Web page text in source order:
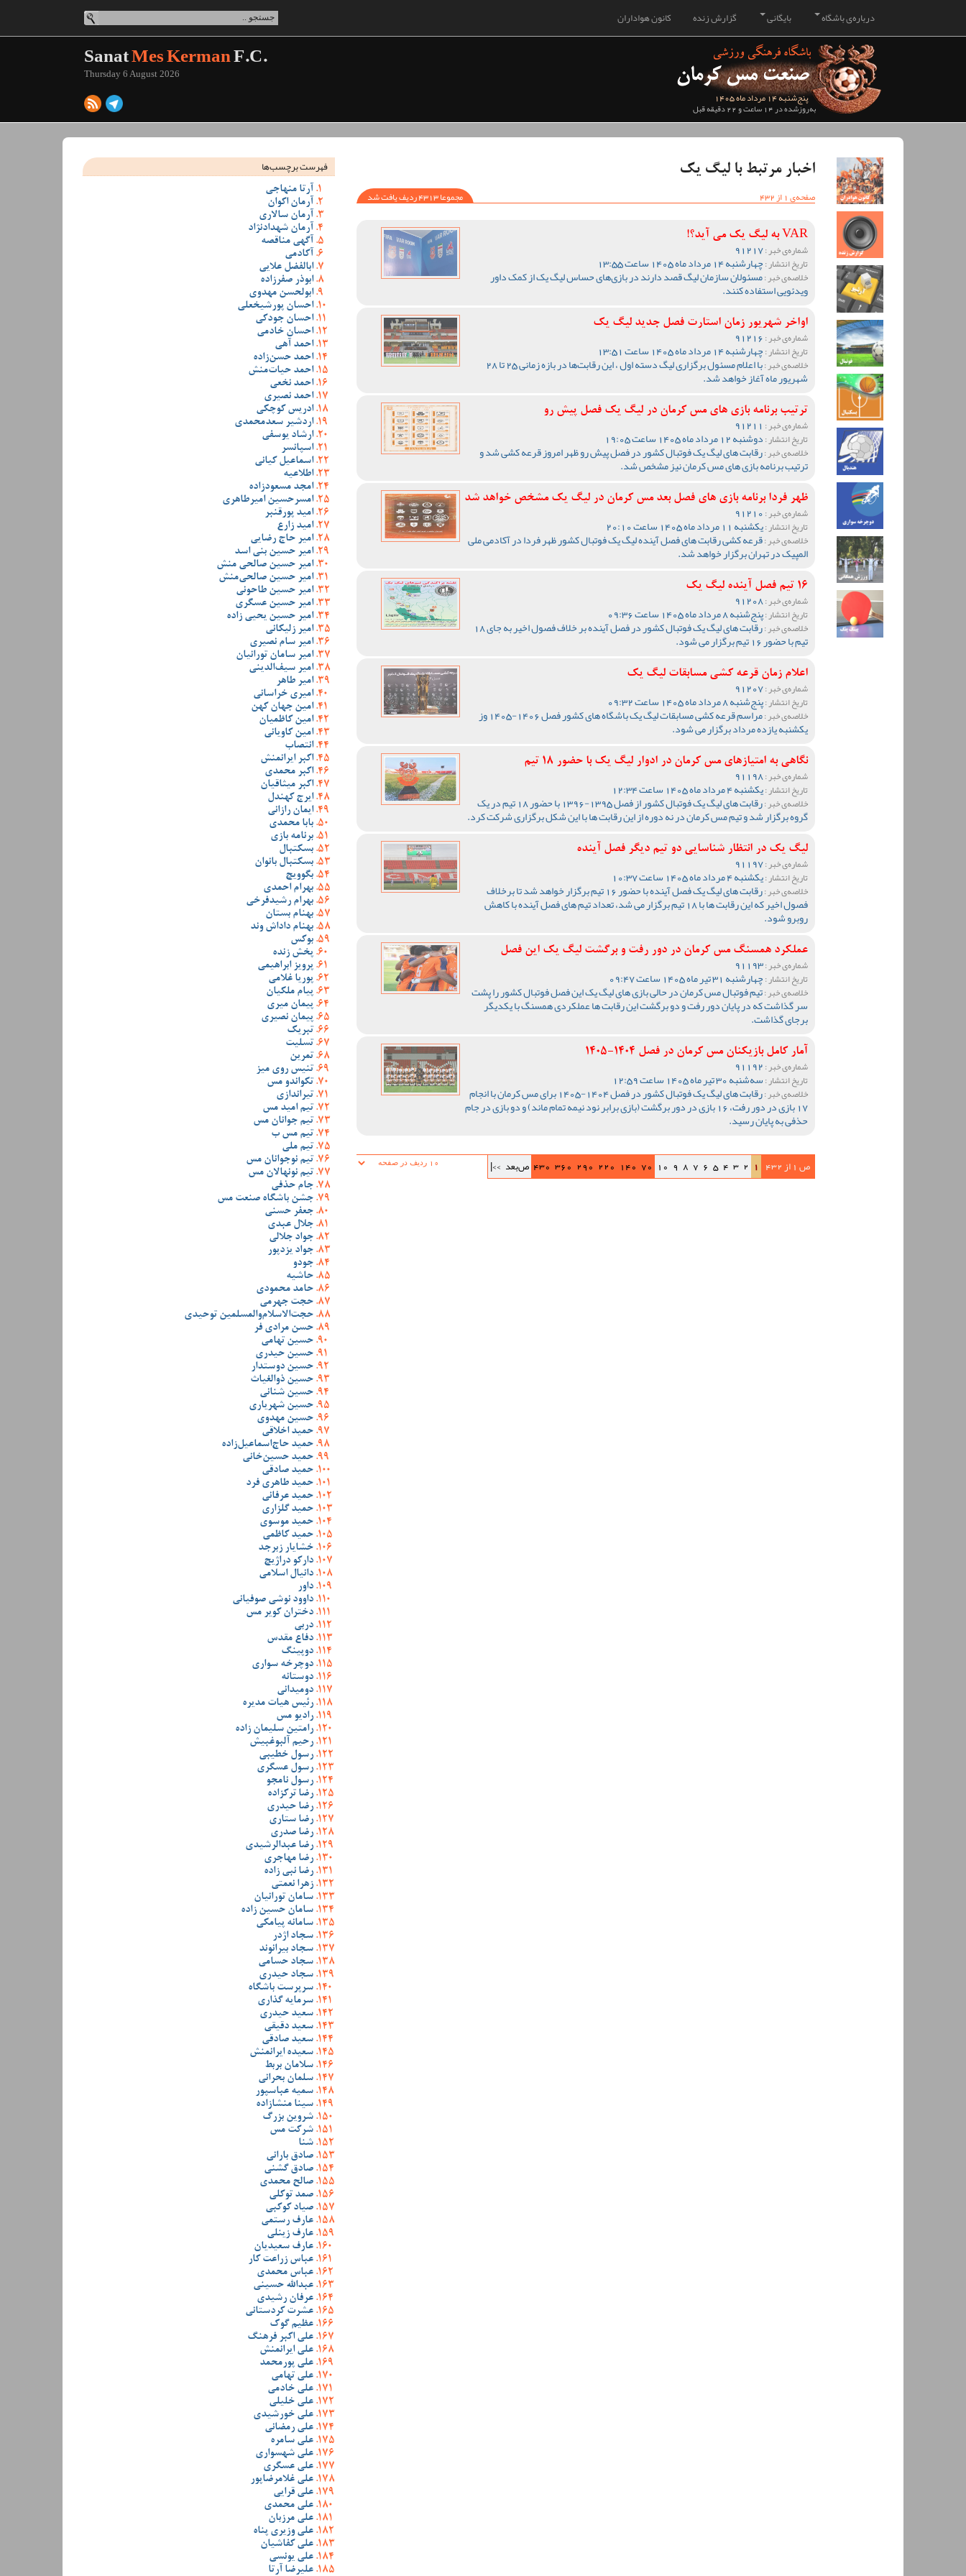
کانون هواداران گزارش زنده بایگانی درباره‌ی باشگاه
پنج‌شنبه 14 مرداد ماه 1405
به‌روزشده در 14 ساعت و 22 دقیقه قبل
SanatMes KermanF.C.
Thursday 6 August 2026
اخبار مرتبط با لیگ یک
صفحه‌ی 1 از 432
مجموعا 4313 ردیف یافت شد
VAR به لیگ یک می آید؟!
شماره‌ی خبر :91217
تاریخ انتشار :چهارشنبه 14 مرداد ماه 1405 ساعت 13:55
خلاصه‌ی خبر :مسئولان سازمان لیگ قصد دارند در بازی‌های حساس لیگ یک از کمک داور
ویدئویی استفاده کنند.
اواخر شهریور زمان استارت فصل جدید لیگ یک
شماره‌ی خبر :
تاریخ انتشار :چهارشنبه 14 مرداد ماه 1405 ساعت 13:51
خلاصه‌ی خبر : با اعلام مسئول برگزاری لیگ دسته اول ، این رقابت‌ها در بازه زمانی 25 تا 28
شهریور ماه آغاز خواهد شد.
ترتیب برنامه بازی های مس کرمان در لیگ یک فصل پیش رو
شماره‌ی خبر :
تاریخ انتشار :دوشنبه 12 مرداد ماه 1405 ساعت 19:05
خلاصه‌ی خبر :رقابت های لیگ یک فوتبال کشور در فصل پیش رو ظهر امروز قرعه کشی شد و
ترتیب برنامه بازی های مس کرمان نیز مشخص شد.
ظهر فردا برنامه بازی های فصل بعد مس کرمان در لیگ یک مشخص خواهد شد
شماره‌ی خبر :
تاریخ انتشار :یکشنبه 11 مرداد ماه 1405 ساعت 20:10
خلاصه‌ی خبر :قرعه کشی رقابت های فصل آینده لیگ یک فوتبال کشور ظهر فردا در آکادمی ملی
المپیک در تهران برگزار خواهد شد.
16 تیم فصل آینده لیگ یک
شماره‌ی خبر :91208
تاریخ انتشار :پنج‌شنبه 8 مرداد ماه 1405 ساعت 09:36
خلاصه‌ی خبر : رقابت های لیگ یک فوتبال کشور در فصل آینده بر خلاف فصول اخیر به جای 18
تیم با حضور 16 تیم برگزار می شود.
اعلام زمان قرعه کشی مسابقات لیگ یک
شماره‌ی خبر :91207
تاریخ انتشار :پنج‌شنبه 8 مرداد ماه 1405 ساعت 09:32
خلاصه‌ی خبر : مراسم قرعه کشی مسابقات لیگ یک باشگاه های کشور فصل 1406-1405 وز
یکشنبه یازده مرداد برگزار می شود.
نگاهی به امتیازهای مس کرمان در ادوار لیگ یک با حضور 18 تیم
شماره‌ی خبر :91198
تاریخ انتشار :یکشنبه 4 مرداد ماه 1405 ساعت 12:34
خلاصه‌ی خبر : رقابت های لیگ یک فوتبال کشور از فصل 1395-1396 با حضور 18 تیم در یک
گروه برگزار شد و تیم مس کرمان در نه دوره از این رقابت ها با این شکل برگزاری شرکت کرد.
لیگ یک در انتظار شناسایی دو تیم دیگر فصل آینده
شماره‌ی خبر :91197
تاریخ انتشار :یکشنبه 4 مرداد ماه 1405 ساعت 10:37
خلاصه‌ی خبر : رقابت های لیگ یک فصل آینده با حضور 16 تیم برگزار خواهد شد تا برخلاف
فصول اخیر که این رقابت ها با 18 تیم برگزار می شد، تعداد تیم های فصل آینده با کاهش
روبرو شود.
عملکرد همسنگ مس کرمان در دور رفت و برگشت لیگ یک این فصل
شماره‌ی خبر :91193
تاریخ انتشار :چهارشنبه 31 تیر ماه 1405 ساعت 09:47
خلاصه‌ی خبر :تیم فوتبال مس کرمان در حالی بازی های لیگ یک این فصل فوتبال کشور را پشت
سر گذاشت که در پایان دور رفت و دو برگشت این رقابت ها عملکردی همسنگ با یکدیگر
برجای گذاشت.
آمار کامل بازیکنان مس کرمان در فصل 1404-1405
شماره‌ی خبر :
تاریخ انتشار :سه‌شنبه 30 تیر ماه 1405 ساعت 12:59
خلاصه‌ی خبر : رقابت های لیگ یک فوتبال کشور در فصل 1404-1405 برای مس کرمان با انجام
17 بازی در دور رفت، 16 بازی در دور برگشت (بازی برابر نود نیمه تمام ماند) و دو بازی در جام
حذفی به پایان رسید.
ص 1 از 432 1
2
3
4
5
6
7
8
9
10
70
140
220
290
360
430 ص‌بعد >>|
فهرست برچسب‌ها
آرتا منهاجی
آرمان اکوان
آرمان سالاری
آرمان شهدادنژاد
آگهی مناقصه
آکادمی
ابالفضل علایی
ابوذر صفرزاده
ابولحسن مهدوی
احسان پورشیخعلی
احسان جودکی
احسان خادمی
احمد آهی
احمد حسن‌زاده
احمد حیات‌منش
احمد نخعی
احمد نصیری
ادریس کوچکی
اردشیر سعدمحمدی
ارشاد یوسفی
اسپانسر
اسماعیل کیانی
اطلاعیه
امجد مسعودزاده
امسرحسین امیرطاهری
امید پورقنبر
امید زارع
امیر حاج رضایی
امیر حسین بنی اسد
امیر حسین صالحی منش
امیر حسین صالحی‌منش
امیر حسین طاحونی
امیر حسین عسگری
امیر حسین یحیی زاده
امیر زلیکانی
امیر سام نصیری
امیر سامان تورانیان
امیر سیف‌الدینی
امیر طاهر
امیری خراسانی
امین جهان کهن
امین کاظمیان
امین کاویانی
انتصاب
اکبر ایرانمنش
اکبر محمدی
اکبر میثاقیان
ایرج کهندل
ایمان رازانی
بابا محمدی
برنامه بازی
بسکتبال
بسکتبال بانوان
بگوویچ
بهرام احمدی
بهرام رشیدفرخی
بهنام بستان
بهنام داداش وند
بوکس
پخش زنده
پرویز ابراهیمی
پوریا غلامی
پیام ملکیان
پیمان میری
پیمان نصیری
تبریک
تسلیت
تمرین
تنیس روی میز
تکواندو مس
تیراندازی
تیم امید مس
تیم جوانان مس
تیم مس ب
تیم ملی
تیم نوجوانان مس
تیم نونهالان مس
جام حذفی
جشن باشگاه صنعت مس
جعفر حسنی
جلال عبدی
جواد جلالی
جواد یزدپور
جودو
حاشیه
حامد محمودی
حجت جهرمی
حجت‌الاسلام‌والمسلمین توحیدی
حسن مرادی فر
حسین تهامی
حسین حیدری
حسین دوستدار
حسین ذوالغیاث
حسین شنانی
حسین شهریاری
حسین مهدوی
حمید اخلاقی
حمید حاج‌اسماعیل‌زاده
حمید حسین‌خانی
حمید صادقی
حمید طاهری فرد
حمید عرفانی
حمید گلزاری
حمید موسوی
حمید کاظمی
خشایار زبرجد
دارکو دراژیچ
دانیال اسلامی
داور
داوود نوشی صوفیانی
دختران کویر مس
دربی
دفاع مقدس
دوپینگ
دوچرخه سواری
دوستانه
دومیدانی
رئیس هیات مدیره
رادیو مس
رامتین سلیمان زاده
رحیم آلبوغبیش
رسول خطیبی
رسول عسگری
رسول نامجو
رضا ترکزاده
رضا حیدری
رضا ستاری
رضا صدری
رضا عبدالرشیدی
رضا مهاجری
رضا نبی زاده
زهرا نعمتی
سامان تورانیان
سامان حسین زاده
سامانه پیامکی
سجاد اژدر
سجاد بیرانوند
سجاد حسامی
سجاد حیدری
سرپرست باشگاه
سرمایه گذاری
سعید حیدری
سعید دقیقی
سعید صادقی
سعیده ایرانمنش
سلامان بربط
سلمان بحرانی
سمیه عباسپور
سینا منشازاده
شروین بزرگ
شرکت مس
شنا
صادق بارانی
صادق گشنی
صالح محمدی
صمد توکلی
صیاد کوکبی
عارف رستمی
عارف زینلی
عارف سعیدیان
عباس زراعت کار
عباس محمدی
عبدالله حسینی
عرفان رشیدی
عشرت کردستانی
عظیم گوک
علی اکبر فرهنگ
علی ایرانمنش
علی پورمحمد
علی تهامی
علی خادمی
علی خلیلی
علی خورشیدی
علی رمضانی
علی سامره
علی شهسواری
علی عسگری
علی غلامرضاپور
علی قرایی
علی محمدی
علی مرزبان
علی وزیری پناه
علی کفاشیان
علی یونسی
علیرضا آرتا